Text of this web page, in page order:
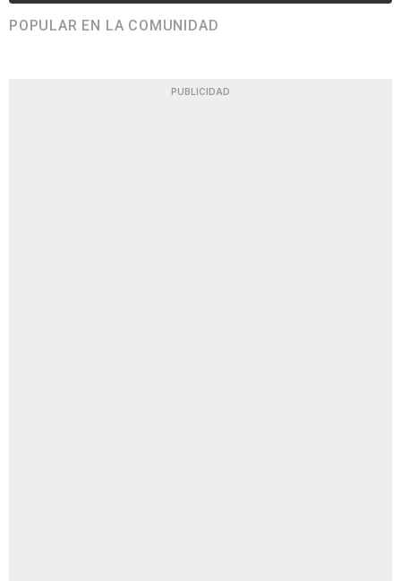
POPULAR EN LA COMUNIDAD
PUBLICIDAD